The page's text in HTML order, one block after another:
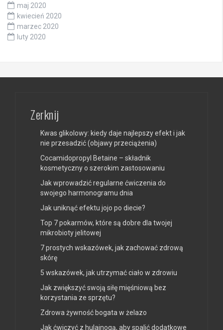
maj 2020
kwiecień 2020
marzec 2020
luty 2020
Zerknij
Kwas glikolowy: kiedy daje najlepszy efekt i jak
nie przesadzić (objawy przeciążenia)
Cocamidopropyl Betaine – składnik
kosmetyczny o szerokim zastosowaniu
Jak wprowadzić regularne ćwiczenia do
swojego harmonogramu dnia
Jak uniknąć efektu jojo po diecie?
Top 7 pokarmów, które są dobre dla twojej
mikrobioty jelitowej
7 prostych wskazówek, jak zachować zdrową
skórę
5 wskazówek, jak utrzymać ciało w zdrowiu
Jak zwiększyć swoją siłę mięśniową bez
korzystania ze sprzętu?
Zdrowa żywność bogata w żelazo
Jak ćwiczyć z hulajnogą, aby spalić dodatkowe